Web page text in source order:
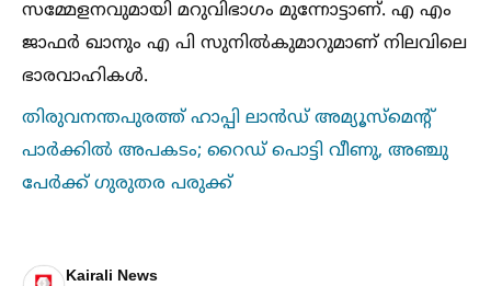
സമ്മേളനവുമായി മറുവിഭാഗം മുന്നോട്ടാണ്. എ എം
ജാഫർ ഖാനും എ പി സുനില്‍കുമാറുമാണ് നിലവിലെ
ഭാരവാഹികള്‍.
തിരുവനന്തപുരത്ത് ഹാപ്പി ലാൻഡ് അമ്യൂസ്മെൻ്റ്
പാർക്കില്‍ അപകടം; റൈഡ് പൊട്ടി വീണു, അഞ്ചു
പേർക്ക് ഗുരുതര പരുക്ക്
Kairali News